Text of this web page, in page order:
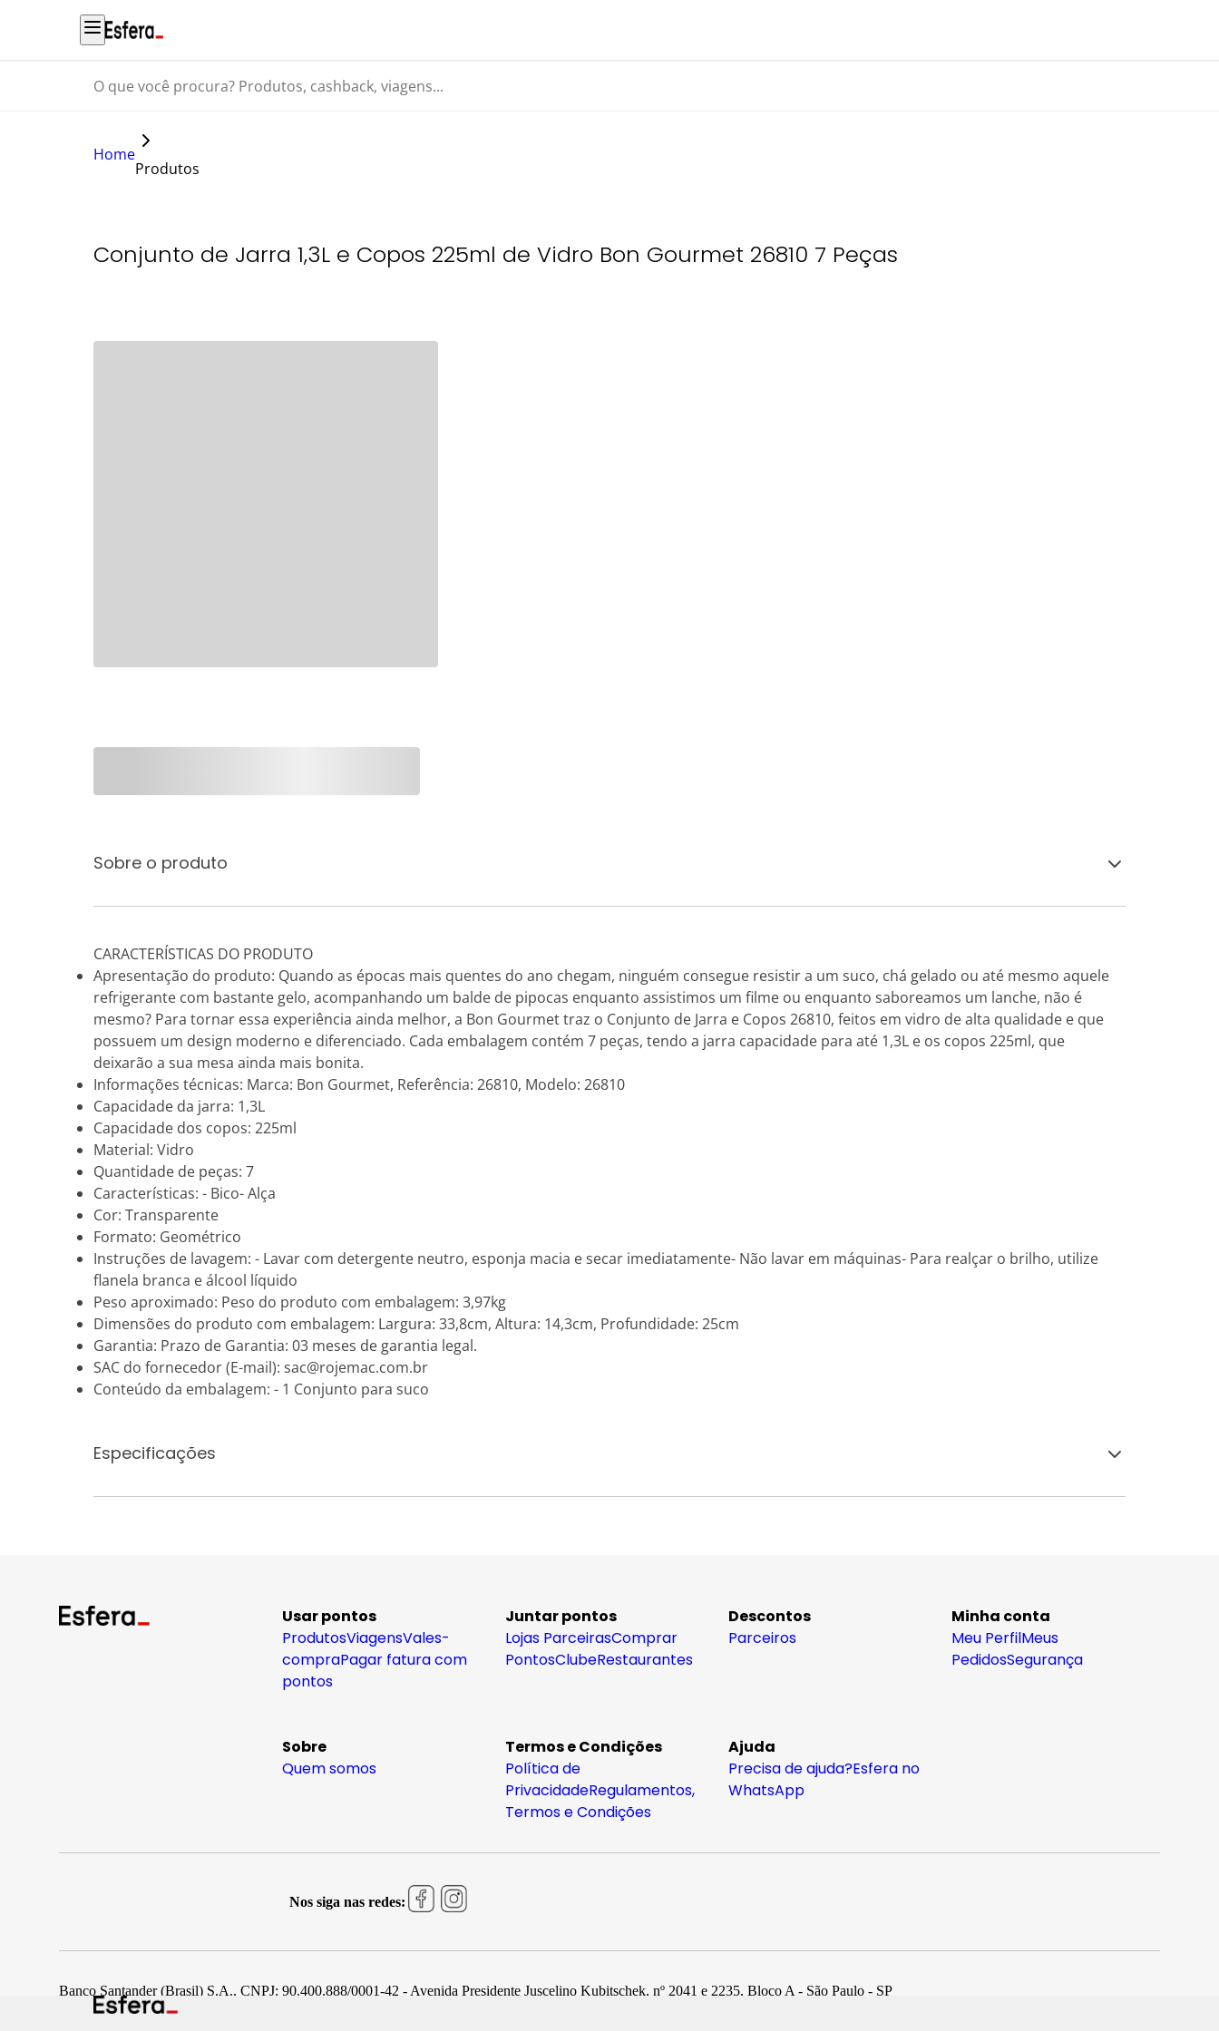
O que você procura? Produtos, cashback, viagens...
Home
Produtos
Conjunto de Jarra 1,3L e Copos 225ml de Vidro Bon Gourmet 26810 7 Peças
Sobre o produto
CARACTERÍSTICAS DO PRODUTO
Apresentação do produto: Quando as épocas mais quentes do ano chegam, ninguém consegue resistir a um suco, chá gelado ou até mesmo aquele
refrigerante com bastante gelo, acompanhando um balde de pipocas enquanto assistimos um filme ou enquanto saboreamos um lanche, não é
mesmo? Para tornar essa experiência ainda melhor, a Bon Gourmet traz o Conjunto de Jarra e Copos 26810, feitos em vidro de alta qualidade e que
possuem um design moderno e diferenciado. Cada embalagem contém 7 peças, tendo a jarra capacidade para até 1,3L e os copos 225ml, que
deixarão a sua mesa ainda mais bonita.
Informações técnicas: Marca: Bon Gourmet, Referência: 26810, Modelo: 26810
Capacidade da jarra: 1,3L
Capacidade dos copos: 225ml
Material: Vidro
Quantidade de peças: 7
Características: - Bico- Alça
Cor: Transparente
Formato: Geométrico
Instruções de lavagem: - Lavar com detergente neutro, esponja macia e secar imediatamente- Não lavar em máquinas- Para realçar o brilho, utilize
flanela branca e álcool líquido
Peso aproximado: Peso do produto com embalagem: 3,97kg
Dimensões do produto com embalagem: Largura: 33,8cm, Altura: 14,3cm, Profundidade: 25cm
Garantia: Prazo de Garantia: 03 meses de garantia legal.
SAC do fornecedor (E-mail): sac@rojemac.com.br
Conteúdo da embalagem: - 1 Conjunto para suco
Especificações
Usar pontos
ProdutosViagensVales-
compraPagar fatura com
pontos
Juntar pontos
Lojas ParceirasComprar
PontosClubeRestaurantes
Descontos
Parceiros
Minha conta
Meu PerfilMeus
PedidosSegurança
Sobre
Quem somos
Termos e Condições
Política de
PrivacidadeRegulamentos,
Termos e Condições
Ajuda
Precisa de ajuda?Esfera no
WhatsApp
Nos siga nas redes:
Banco Santander (Brasil) S.A., CNPJ: 90.400.888/0001-42 - Avenida Presidente Juscelino Kubitschek, nº 2041 e 2235, Bloco A - São Paulo - SP